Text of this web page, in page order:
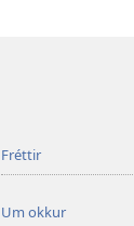
Fréttir
Um okkur